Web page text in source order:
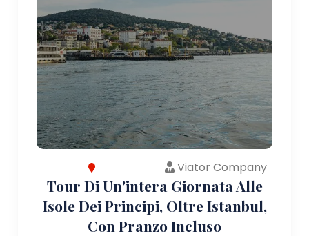
Viator Company
Tour Di Un'intera Giornata Alle
Isole Dei Principi, Oltre Istanbul,
Con Pranzo Incluso